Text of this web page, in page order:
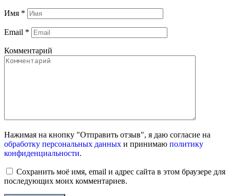
Имя *
Email *
Комментарий
Нажимая на кнопку "Отправить отзыв", я даю согласие на
обработку персональных данных и принимаю политику
конфиденциальности.
Сохранить моё имя, email и адрес сайта в этом браузере для
последующих моих комментариев.